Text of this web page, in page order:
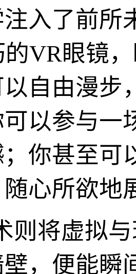
入了前所
VR眼镜
自由漫步
以参与一
你甚至可
心所欲地
则将虚拟
，便能瞬